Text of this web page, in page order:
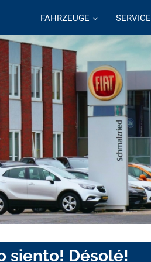
FAHRZEUGE SERVICE
siento! Désolé!